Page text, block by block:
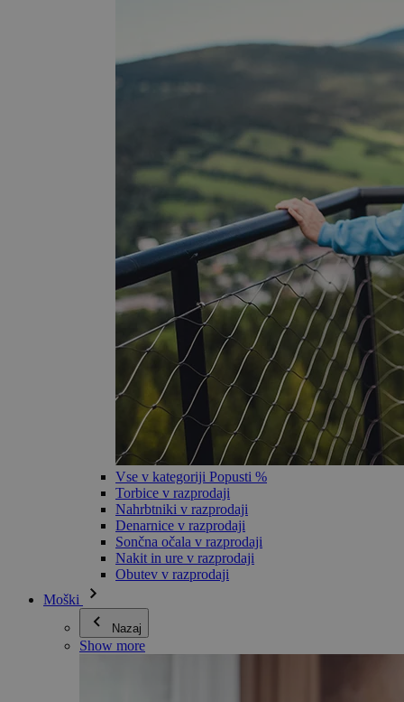
Vse v kategoriji Popusti %
Torbice v razprodaji
Nahrbtniki v razprodaji
Denarnice v razprodaji
Sončna očala v razprodaji
Nakit in ure v razprodaji
Obutev v razprodaji
Moški
Nazaj
Show more